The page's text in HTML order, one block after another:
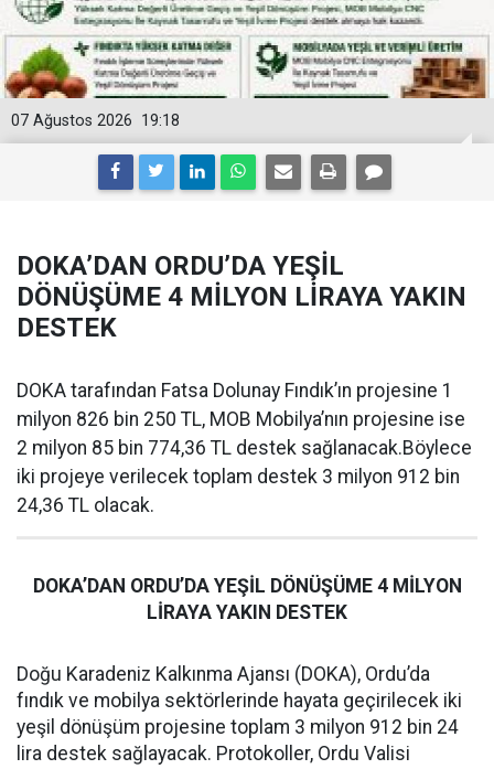
19:18
07 Ağustos 2026
DOKA’DAN ORDU’DA YEŞİL
DÖNÜŞÜME 4 MİLYON LİRAYA YAKIN
DESTEK
DOKA tarafından Fatsa Dolunay Fındık’ın projesine 1
milyon 826 bin 250 TL, MOB Mobilya’nın projesine ise
2 milyon 85 bin 774,36 TL destek sağlanacak.Böylece
iki projeye verilecek toplam destek 3 milyon 912 bin
24,36 TL olacak.
DOKA’DAN ORDU’DA YEŞİL DÖNÜŞÜME 4 MİLYON
LİRAYA YAKIN DESTEK
Doğu Karadeniz Kalkınma Ajansı (DOKA), Ordu’da
fındık ve mobilya sektörlerinde hayata geçirilecek iki
yeşil dönüşüm projesine toplam 3 milyon 912 bin 24
lira destek sağlayacak. Protokoller, Ordu Valisi